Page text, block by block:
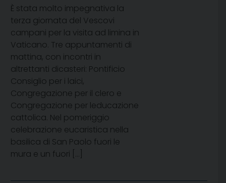
È stata molto impegnativa la
terza giornata del Vescovi
campani per la visita ad limina in
Vaticano. Tre appuntamenti di
mattina, con incontri in
altrettanti dicasteri: Pontificio
Consiglio per i laici,
Congregazione per il clero e
Congregazione per leducazione
cattolica. Nel pomeriggio
celebrazione eucaristica nella
basilica di San Paolo fuori le
mura e un fuori […]